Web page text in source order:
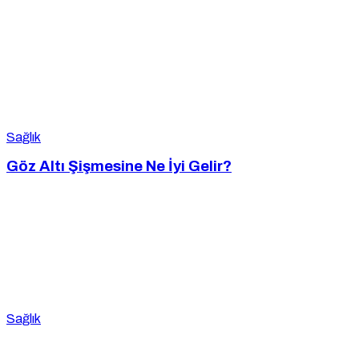
Sağlık
Göz Altı Şişmesine Ne İyi Gelir?
Sağlık